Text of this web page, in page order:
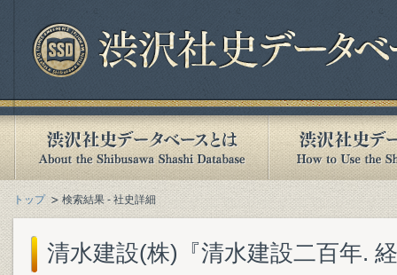
トップ 検索結果 - 社史詳細
清水建設(株)『清水建設二百年.